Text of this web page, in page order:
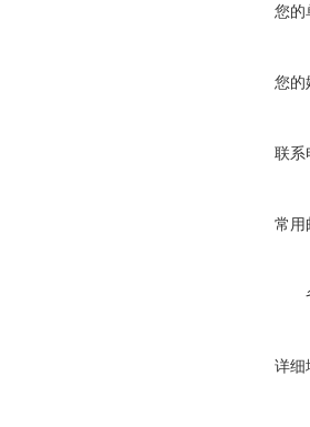
您的
您的
联系
常用
详细